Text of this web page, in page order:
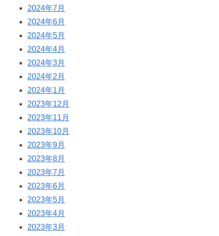
2024年7月
2024年6月
2024年5月
2024年4月
2024年3月
2024年2月
2024年1月
2023年12月
2023年11月
2023年10月
2023年9月
2023年8月
2023年7月
2023年6月
2023年5月
2023年4月
2023年3月